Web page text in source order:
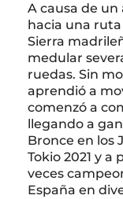
A causa de
hacia una
Sierra
medular
ruedas. Sin
aprendió a
comenzó a
llegando a
Bronce en los
Tokio 2021 y a
veces
España en